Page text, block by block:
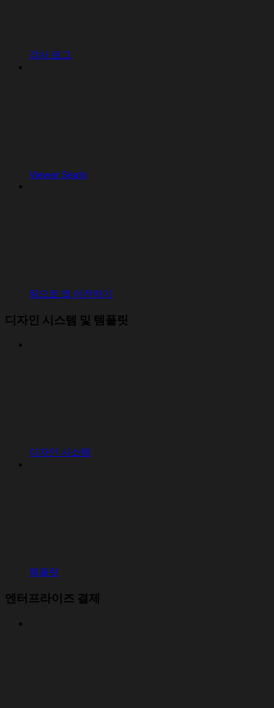
감사 로그
Viewer Seats
팀으로 앱 이전하기
디자인 시스템 및 템플릿
디자인 시스템
템플릿
엔터프라이즈 결제